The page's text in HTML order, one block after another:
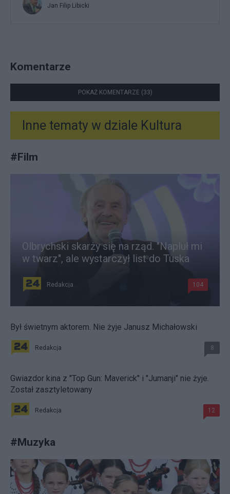
Jan Filip Libicki
Komentarze
POKAŻ KOMENTARZE (33)
Inne tematy w dziale Kultura
#Film
Olbrychski skarży się na rząd. "Napluł mi
w twarz", ale wystarczył list do Tuska
Redakcja 104
Był świetnym aktorem. Nie żyje Janusz Michałowski
Redakcja 8
Gwiazdor kina z "Top Gun: Maverick" i "Jumanji" nie żyje.
Został zasztyletowany
Redakcja 12
#Muzyka